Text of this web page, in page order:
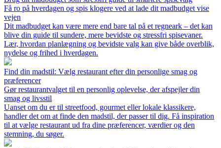
Få ro på hverdagen og spis klogere ved at lade dit madbudget vise
vejen
Dit madbudget kan være mere end bare tal på et regneark – det kan
blive din guide til sundere, mere bevidste og stressfri spisevaner.
Lær, hvordan planlægning og bevidste valg kan give både overblik,
nydelse og frihed i hverdagen.
Find din madstil: Vælg restaurant efter din personlige smag og
præferencer
Gør restaurantvalget til en personlig oplevelse, der afspejler din
smag og livsstil
Uanset om du er til streetfood, gourmet eller lokale klassikere,
handler det om at finde den madstil, der passer til dig. Få inspiration
til at vælge restaurant ud fra dine præferencer, værdier og den
stemning, du søger.